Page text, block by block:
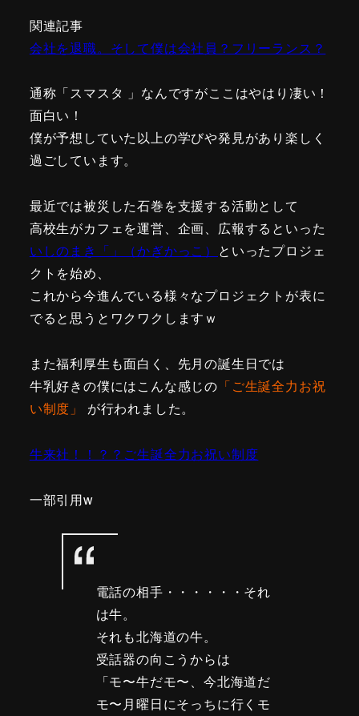
関連記事
会社を退職。そして僕は会社員？フリーランス？
通称「スマスタ 」なんですがここはやはり凄い！
面白い！
僕が予想していた以上の学びや発見があり楽しく
過ごしています。
最近では被災した石巻を支援する活動として
高校生がカフェを運営、企画、広報するといった
いしのまき「」（かぎかっこ） といったプロジェ
クトを始め、
これから今進んでいる様々なプロジェクトが表に
でると思うとワクワクしますｗ
また福利厚生も面白く、先月の誕生日では
牛乳好きの僕にはこんな感じの 「ご生誕全力お祝
い制度」
が行われました。
牛来社！！？？ご生誕全力お祝い制度
一部引用w
電話の相手・・・・・・それ
は牛。
それも北海道の牛。
受話器の向こうからは
「モ〜牛だモ〜、今北海道だ
モ〜月曜日にそっちに行くモ